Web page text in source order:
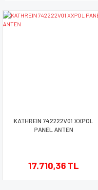
KATHREIN 742222V01 XXPOL
PANEL ANTEN
17.710,36 TL